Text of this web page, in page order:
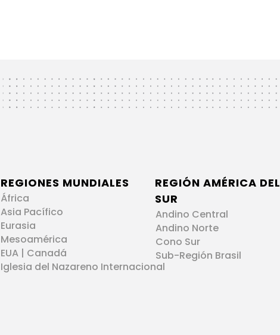
REGIONES MUNDIALES
África
Asia Pacífico
Eurasia
Mesoamérica
EUA | Canadá
Iglesia del Nazareno Internacional
REGIÓN AMÉRICA DEL
SUR
Andino Central
Andino Norte
Cono Sur
Sub-Región Brasil